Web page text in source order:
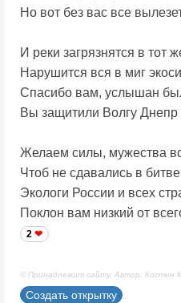
Но вот без вас все
И реки загрязнятся в тот
Нарушится вся в миг
Спасибо вам, услышан
Вы защитили Волгу Днепр
Желаем силы, мужества
Чтоб не сдавались в
Экологи России и всех
Поклон вам низкий от
2
© Принадлежит сайту. Автор: Костен
Создать открытку